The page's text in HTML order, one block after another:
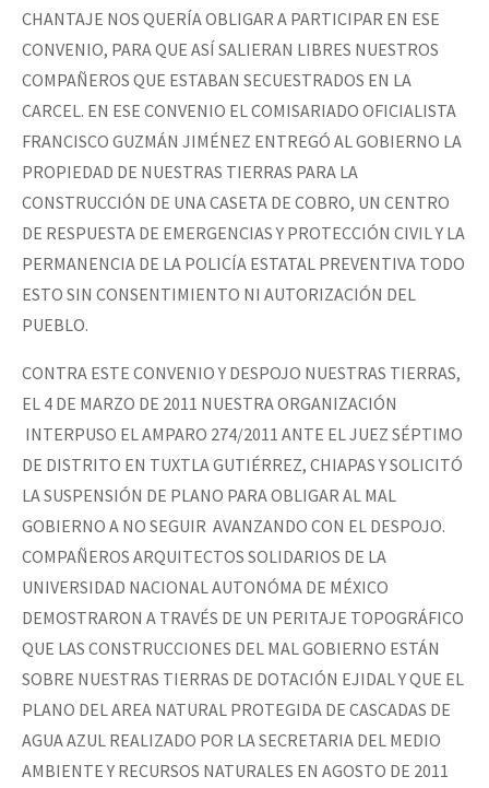
CHANTAJE NOS QUERÍA OBLIGAR A PARTICIPAR EN ESE
CONVENIO, PARA QUE ASÍ SALIERAN LIBRES NUESTROS
COMPAÑEROS QUE ESTABAN SECUESTRADOS EN LA
CARCEL. EN ESE CONVENIO EL COMISARIADO OFICIALISTA
FRANCISCO GUZMÁN JIMÉNEZ ENTREGÓ AL GOBIERNO LA
PROPIEDAD DE NUESTRAS TIERRAS PARA LA
CONSTRUCCIÓN DE UNA CASETA DE COBRO, UN CENTRO
DE RESPUESTA DE EMERGENCIAS Y PROTECCIÓN CIVIL Y LA
PERMANENCIA DE LA POLICÍA ESTATAL PREVENTIVA TODO
ESTO SIN CONSENTIMIENTO NI AUTORIZACIÓN DEL
PUEBLO.
CONTRA ESTE CONVENIO Y DESPOJO NUESTRAS TIERRAS,
EL 4 DE MARZO DE 2011 NUESTRA ORGANIZACIÓN
INTERPUSO EL AMPARO 274/2011 ANTE EL JUEZ SÉPTIMO
DE DISTRITO EN TUXTLA GUTIÉRREZ, CHIAPAS Y SOLICITÓ
LA SUSPENSIÓN DE PLANO PARA OBLIGAR AL MAL
GOBIERNO A NO SEGUIR AVANZANDO CON EL DESPOJO.
COMPAÑEROS ARQUITECTOS SOLIDARIOS DE LA
UNIVERSIDAD NACIONAL AUTONÓMA DE MÉXICO
DEMOSTRARON A TRAVÉS DE UN PERITAJE TOPOGRÁFICO
QUE LAS CONSTRUCCIONES DEL MAL GOBIERNO ESTÁN
SOBRE NUESTRAS TIERRAS DE DOTACIÓN EJIDAL Y QUE EL
PLANO DEL AREA NATURAL PROTEGIDA DE CASCADAS DE
AGUA AZUL REALIZADO POR LA SECRETARIA DEL MEDIO
AMBIENTE Y RECURSOS NATURALES EN AGOSTO DE 2011